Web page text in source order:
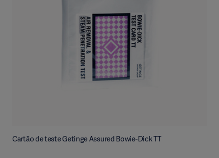
Cartão de teste Getinge Assured Bowie-Dick TT